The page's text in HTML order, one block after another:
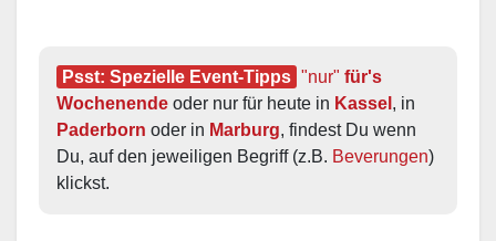
Psst: Spezielle Event-Tipps "nur" für's
Wochenende oder nur für heute in Kassel
Paderborn oder in Marburg, findest Du wenn
Du, auf den jeweiligen Begriff (z.B. Beverungen)
klickst.